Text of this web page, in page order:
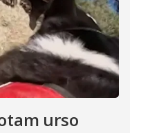
urso